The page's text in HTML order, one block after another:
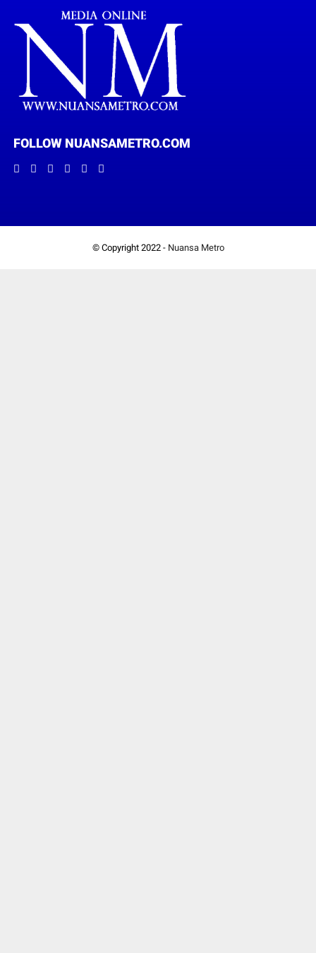
FOLLOW NUANSAMETRO.COM
© Copyright 2022 - Nuansa Metro